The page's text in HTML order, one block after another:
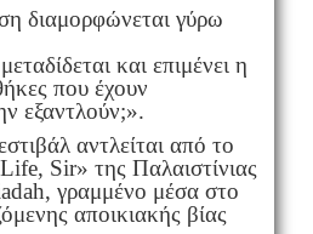
διαμορφώνεται γύρω
και επιμένει η
που έχουν
εξαντλούν;».
αντλείται από το
Sir» της Παλαιστίνιας
γραμμένο μέσα στο
αποικιακής βίας